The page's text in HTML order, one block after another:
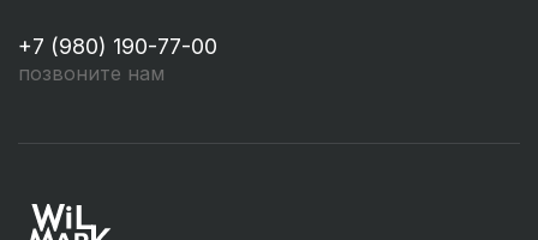
+7 (980) 190-77-00
позвоните нам